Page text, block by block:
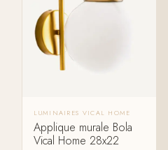
LUMINAIRES VICAL HOME
Applique murale Bola
Vical Home 28x22